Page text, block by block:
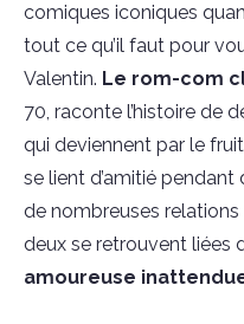
comiques iconiques
tout ce qu’il faut pour
Valentin. Le rom-com
70, raconte l’histoire de
qui deviennent par le
se lient d’amitié
de nombreuses
deux se retrouvent liées
amoureuse